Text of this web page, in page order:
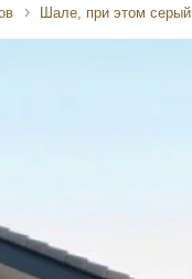
Шале, при этом серый